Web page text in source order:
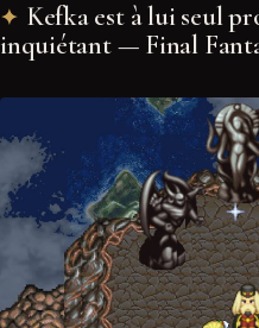
Kefka est à lui seul
inquiétant — Final